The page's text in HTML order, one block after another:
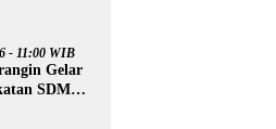
- 11:00 WIB
Gelar
SDM